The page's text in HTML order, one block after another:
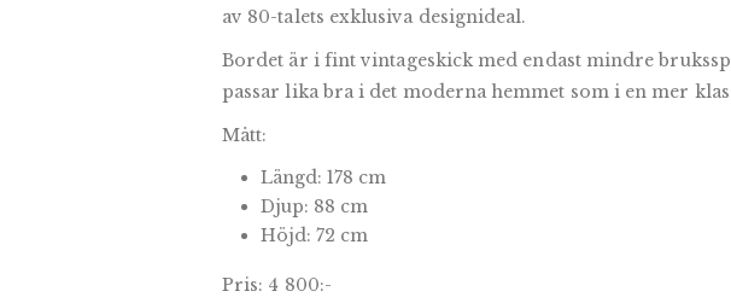
av 80-talets exklusiva designideal.
Bordet är i fint vintageskick med endast mindre
passar lika bra i det moderna hemmet som i en mer
Mått:
Längd: 178 cm
Djup: 88 cm
Höjd: 72 cm
Pris: 4 800:-